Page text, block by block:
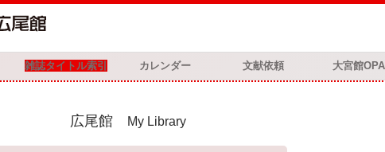
雑誌タイトル索引 カレンダー 文献依頼 大宮館
広尾館 My Library